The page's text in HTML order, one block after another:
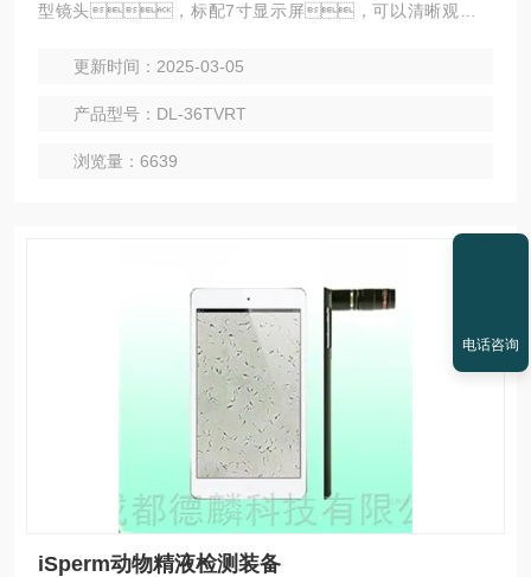
型镜头，标配7寸显示屏，可以清晰观察精
满满足猪、牛、羊等动物精子观察恒温的要
更新时间：2025-03-05
产品型号：DL-36TVRT
浏览量：6639
iSperm动物精液检测装备
电话咨询